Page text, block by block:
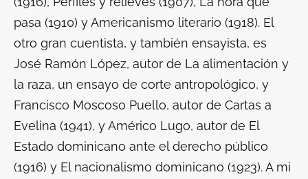
pasa (1910) y Americanismo literario (1918). El
otro gran cuentista, y también ensayista, es
José Ramón López, autor de La alimentación y
la raza, un ensayo de corte antropológico, y
Francisco Moscoso Puello, autor de Cartas a
Evelina (1941), y Américo Lugo, autor de El
Estado dominicano ante el derecho público
(1916) y El nacionalismo dominicano (1923). A mi